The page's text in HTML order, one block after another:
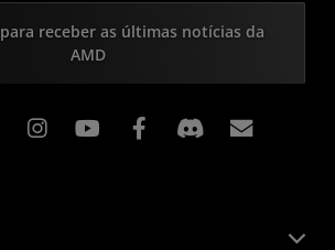
receber as últimas notícias da
AMD
Instagram Facebook